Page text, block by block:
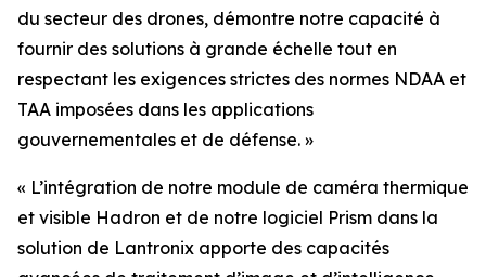
du secteur des drones, démontre notre capacité à
fournir des solutions à grande échelle tout en
respectant les exigences strictes des normes NDAA et
TAA imposées dans les applications
gouvernementales et de défense. »
« L’intégration de notre module de caméra thermique
et visible Hadron et de notre logiciel Prism dans la
solution de Lantronix apporte des capacités